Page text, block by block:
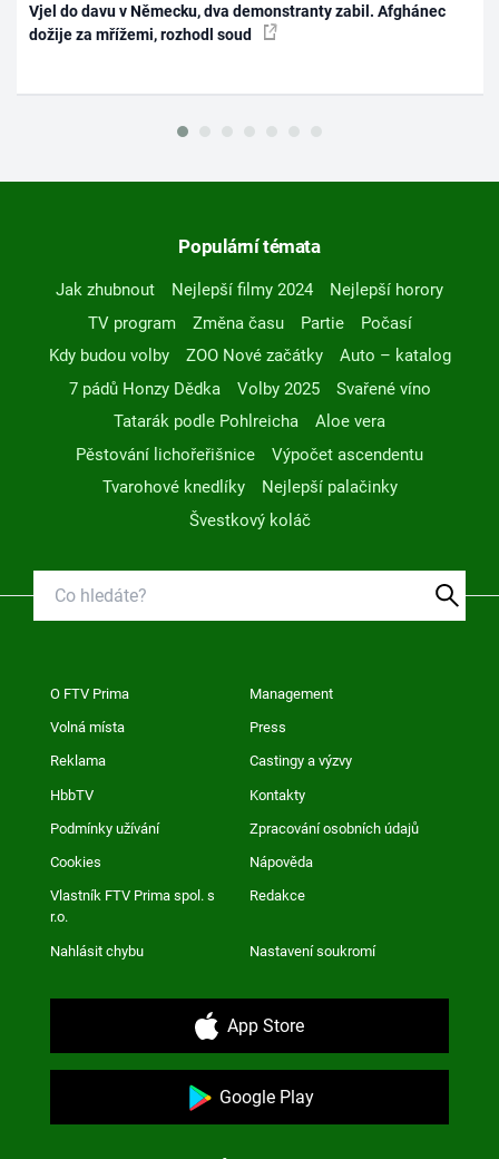
Vjel do davu v Německu, dva demonstranty zabil. Afghánec
dožije za mřížemi, rozhodl soud
Populární témata
Jak zhubnout Nejlepší filmy 2024
Nejlepší horory
TV program
Změna času Partie
Počasí
Kdy budou volby
ZOO Nové začátky
Auto – katalog
7 pádů Honzy Dědka
Volby 2025
Svařené víno
Tatarák podle Pohlreicha
Aloe vera
Pěstování lichořeřišnice
Výpočet ascendentu
Tvarohové knedlíky
Nejlepší palačinky
Švestkový koláč
O FTV Prima Management
Volná místa Press
Reklama Castingy a výzvy
HbbTV Kontakty
Podmínky užívání Zpracování osobních údajů
Cookies Nápověda
Vlastník FTV Prima spol. s
r.o.
Redakce
Nahlásit chybu Nastavení soukromí
App Store
Google Play